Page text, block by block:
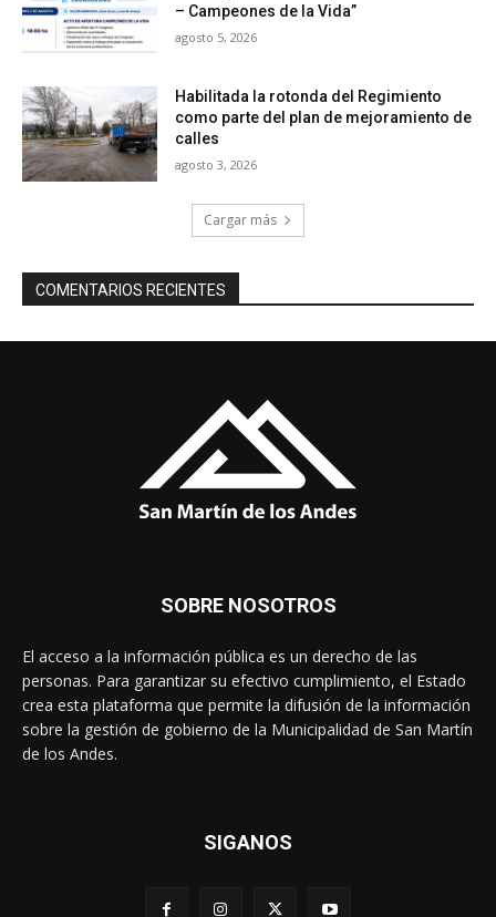
– Campeones de la Vida”
agosto 5, 2026
Habilitada la rotonda del Regimiento
como parte del plan de mejoramiento de
calles
agosto 3, 2026
Cargar más
COMENTARIOS RECIENTES
SOBRE NOSOTROS
El acceso a la información pública es un derecho de las
personas. Para garantizar su efectivo cumplimiento, el Estado
crea esta plataforma que permite la difusión de la información
sobre la gestión de gobierno de la Municipalidad de San Martín
de los Andes.
SIGANOS